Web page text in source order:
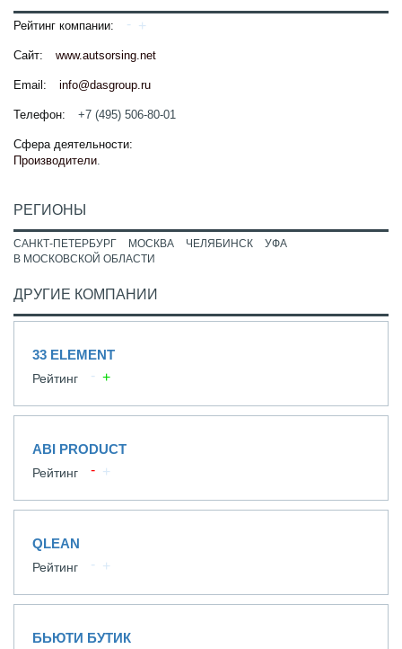
Рейтинг компании:
Сайт: www.autsorsing.net
Email: info@dasgroup.ru
Телефон: +7 (495) 506-80-01
Сфера деятельности:
Производители.
РЕГИОНЫ
САНКТ-ПЕТЕРБУРГ МОСКВА ЧЕЛЯБИНСК
УФА
В МОСКОВСКОЙ ОБЛАСТИ
ДРУГИЕ КОМПАНИИ
33 ELEMENT
Рейтинг
ABI PRODUCT
Рейтинг
QLEAN
Рейтинг
БЬЮТИ БУТИК